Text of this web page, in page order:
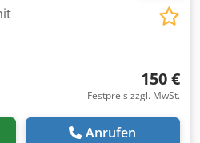
150 €
Festpreis zzgl. MwSt.
Anrufen